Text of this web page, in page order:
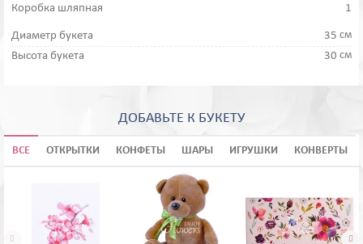
Коробка шляпная
1
Диаметр букета 35 см
Высота букета
30 см
ДОБАВЬТЕ К БУКЕТУ
ВСЕ ОТКРЫТКИ КОНФЕТЫ ШАРЫ ИГРУШКИ КОНВЕРТЫ
 